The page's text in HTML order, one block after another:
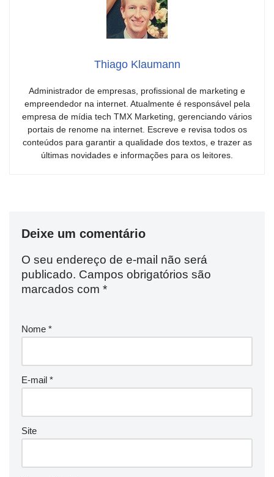
Thiago Klaumann
Administrador de empresas, profissional de marketing e
empreendedor na internet. Atualmente é responsável pela
empresa de mídia tech TMX Marketing, gerenciando vários
portais de renome na internet. Escreve e revisa todos os
conteúdos para garantir a qualidade dos textos, e trazer as
últimas novidades e informações para os leitores.
Deixe um comentário
O seu endereço de e-mail não será
publicado. Campos obrigatórios são
marcados com *
Nome *
E-mail *
Site